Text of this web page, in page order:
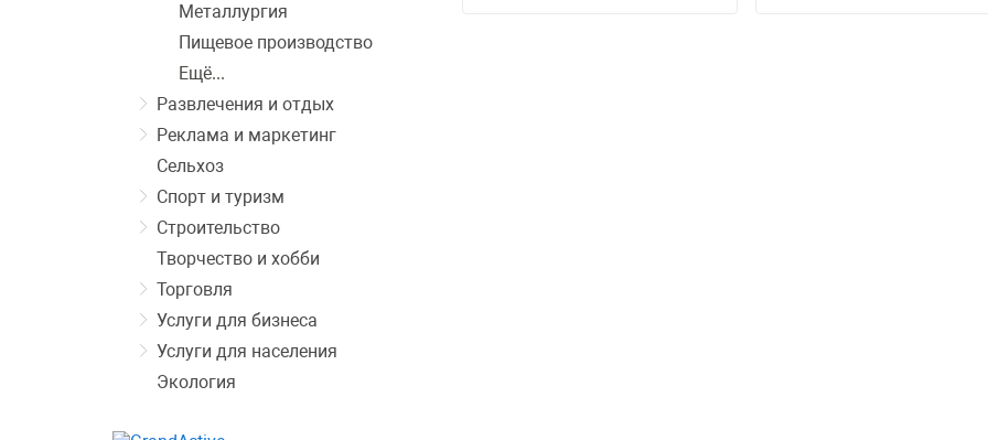
Металлургия
Пищевое производство
Ещё...
Развлечения и отдых
Реклама и маркетинг
Сельхоз
Спорт и туризм
Строительство
Творчество и хобби
Торговля
Услуги для бизнеса
Услуги для населения
Экология